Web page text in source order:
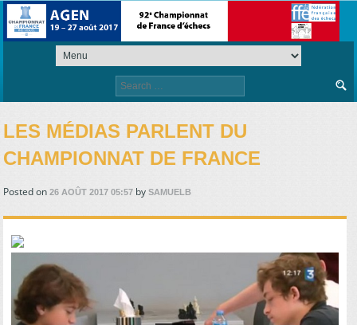
Search
for:
LES MÉDIAS PARLENT DU
CHAMPIONNAT DE FRANCE
Posted on26 AOÛT 2017 05:57 bySAMUELB